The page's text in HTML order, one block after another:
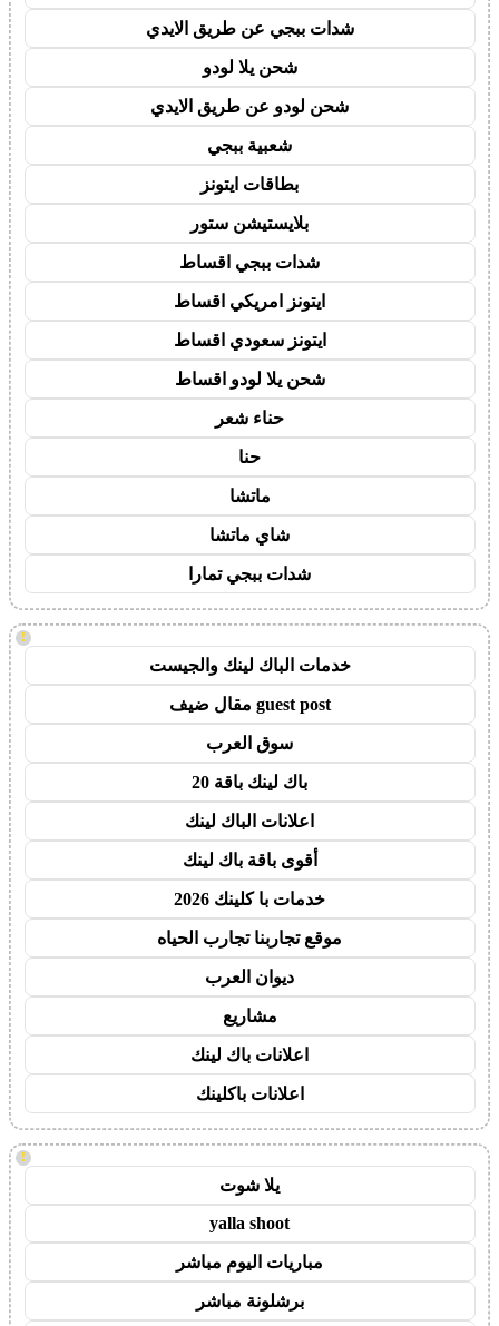
شدات ببجي عن طريق الايدي
شحن يلا لودو
شحن لودو عن طريق الايدي
شعبية ببجي
بطاقات ايتونز
بلايستيشن ستور
شدات ببجي اقساط
ايتونز امريكي اقساط
ايتونز سعودي اقساط
شحن يلا لودو اقساط
حناء شعر
حنا
ماتشا
شاي ماتشا
شدات ببجي تمارا
!
خدمات الباك لينك والجيست
guest post مقال ضيف
سوق العرب
باك لينك باقة 20
اعلانات الباك لينك
أقوى باقة باك لينك
خدمات با كلينك 2026
موقع تجاربنا تجارب الحياه
ديوان العرب
مشاريع
اعلانات باك لينك
اعلانات باكلينك
!
يلا شوت
yalla shoot
مباريات اليوم مباشر
برشلونة مباشر